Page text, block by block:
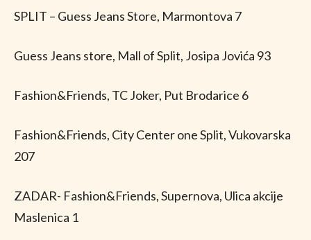
SPLIT – Guess Jeans Store, Marmontova 7
Guess Jeans store, Mall of Split, Josipa Jovića 93
Fashion&Friends, TC Joker, Put Brodarice 6
Fashion&Friends, City Center one Split, Vukovarska
207
ZADAR- Fashion&Friends, Supernova, Ulica akcije
Maslenica 1